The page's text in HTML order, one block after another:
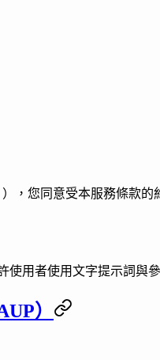
），您同意受本服務條款
使用者使用文字提示詞
）